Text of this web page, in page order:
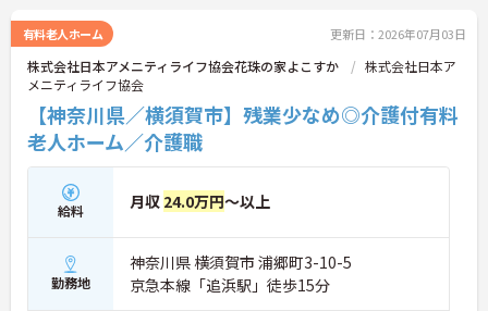
く働くにはオススメの環境です。
有料老人ホーム 更新日：2026年07月03日
株式会社日本アメニティライフ協会花珠の家よこすか
株式会社日本ア
メニティライフ協会
【神奈川県／横須賀市】残業少なめ◎介護付有料
老人ホーム／介護職
給料 月収 24.0万円～以上
勤務地
神奈川県 横須賀市 浦郷町3-10-5
京急本線「追浜駅」徒歩15分